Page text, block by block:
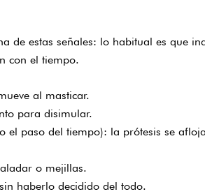
de estas señales: lo habitual es que
con el tiempo.
al masticar.
para disimular.
paso del tiempo): la prótesis se
o mejillas.
haberlo decidido del todo.